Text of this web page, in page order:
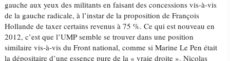
gauche aux yeux des militants en faisant des concessions vis-à-vis
de la gauche radicale, à l’instar de la proposition de François
Hollande de taxer certains revenus à 75 %. Ce qui est nouveau en
2012, c’est que l’UMP semble se trouver dans une position
similaire vis-à-vis du Front national, comme si Marine Le Pen était
la dépositaire d’une essence pure de la « vraie droite ». Nicolas